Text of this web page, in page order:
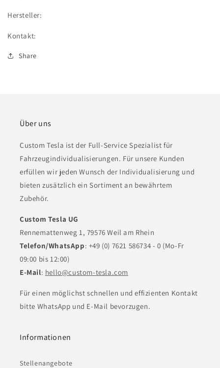
Push-
(1110713-
C)
Hersteller:
Kontakt:
Share
Über uns
Custom Tesla ist der Full-Service Spezialist für
Fahrzeugindividualisierungen. Für unsere Kunden
erfüllen wir jeden Wunsch der Individualisierung und
bieten zusätzlich ein Sortiment an bewährtem
Zubehör.
Custom Tesla UG
Rennemattenweg 1, 79576 Weil am Rhein
Telefon/WhatsApp: +49 (0) 7621 586734 - 0 (Mo-Fr
09:00 bis 12:00)
E-Mail: hello@custom-tesla.com
Für einen möglichst schnellen und effizienten Kontakt
bitte WhatsApp und E-Mail bevorzugen.
Informationen
Stellenangebote